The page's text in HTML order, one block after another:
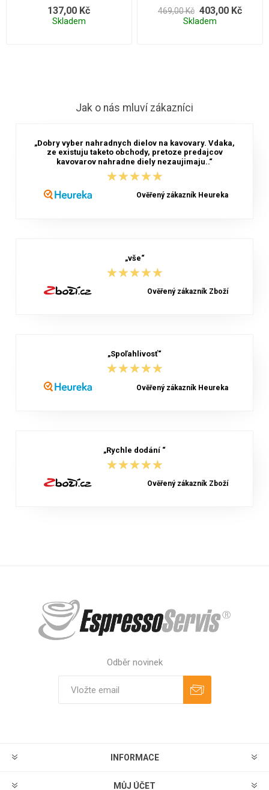
137,00 Kč
Skladem
469,00 Kč 403,00 Kč
Skladem
Jak o nás mluví zákazníci
„Dobry vyber nahradnych dielov na kavovary. Vdaka,
ze existuju taketo obchody, pretoze predajcov
kavovarov nahradne diely nezaujimaju..“
★★★★★
★★★★★
Ověřený zákazník Heureka
„vše“
★★★★★
★★★★★
Ověřený zákazník Zboží
„Spoľahlivosť“
★★★★★
★★★★★
Ověřený zákazník Heureka
„Rychle dodání “
★★★★★
★★★★★
Ověřený zákazník Zboží
Odběr novinek
INFORMACE
MŮJ ÚČET